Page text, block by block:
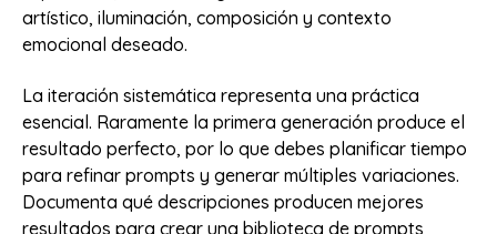
artístico, iluminación, composición y contexto
emocional deseado.
La iteración sistemática representa una práctica
esencial. Raramente la primera generación produce el
resultado perfecto, por lo que debes planificar tiempo
para refinar prompts y generar múltiples variaciones.
Documenta qué descripciones producen mejores
resultados para crear una biblioteca de prompts